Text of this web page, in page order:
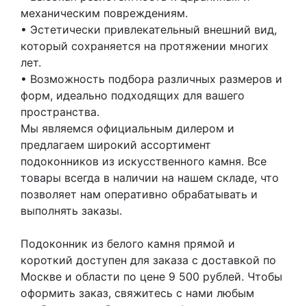
механическим повреждениям.
• Эстетически привлекательный внешний вид,
который сохраняется на протяжении многих
лет.
• Возможность подбора различных размеров и
форм, идеально подходящих для вашего
пространства.
Мы являемся официальным дилером и
предлагаем широкий ассортимент
подоконников из искусственного камня. Все
товары всегда в наличии на нашем складе, что
позволяет нам оперативно обрабатывать и
выполнять заказы.
Подоконник из белого камня прямой и
короткий доступен для заказа с доставкой по
Москве и области по цене 9 500 рублей. Чтобы
оформить заказ, свяжитесь с нами любым